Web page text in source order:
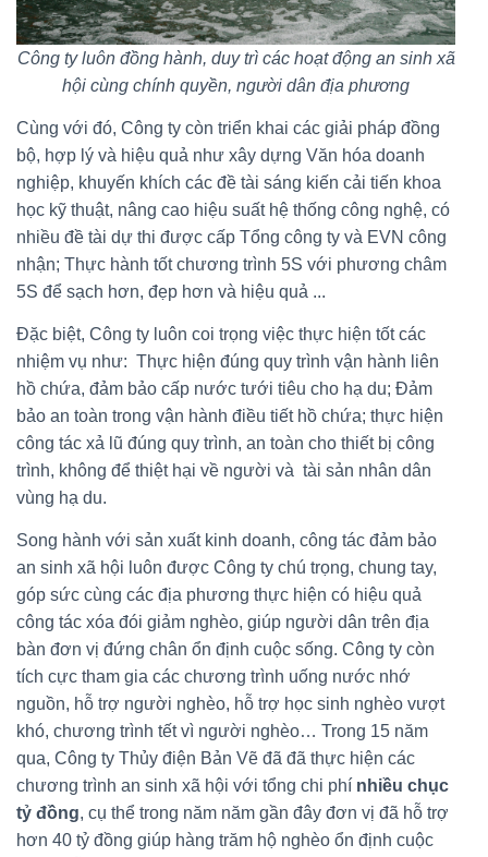
Công ty luôn đồng hành, duy trì các hoạt động an sinh xã
hội cùng chính quyền, người dân địa phương
Cùng với đó, Công ty còn triển khai các giải pháp đồng
bộ, hợp lý và hiệu quả như xây dựng Văn hóa doanh
nghiệp, khuyến khích các đề tài sáng kiến cải tiến khoa
học kỹ thuật, nâng cao hiệu suất hệ thống công nghệ, có
nhiều đề tài dự thi được cấp Tổng công ty và EVN công
nhận; Thực hành tốt chương trình 5S với phương châm
5S để sạch hơn, đẹp hơn và hiệu quả ...
Đặc biệt, Công ty luôn coi trọng việc thực hiện tốt các
nhiệm vụ như: Thực hiện đúng quy trình vận hành liên
hồ chứa, đảm bảo cấp nước tưới tiêu cho hạ du; Đảm
bảo an toàn trong vận hành điều tiết hồ chứa; thực hiện
công tác xả lũ đúng quy trình, an toàn cho thiết bị công
trình, không để thiệt hại về người và tài sản nhân dân
vùng hạ du.
Song hành với sản xuất kinh doanh, công tác đảm bảo
an sinh xã hội luôn được Công ty chú trọng, chung tay,
góp sức cùng các địa phương thực hiện có hiệu quả
công tác xóa đói giảm nghèo, giúp người dân trên địa
bàn đơn vị đứng chân ổn định cuộc sống. Công ty còn
tích cực tham gia các chương trình uống nước nhớ
nguồn, hỗ trợ người nghèo, hỗ trợ học sinh nghèo vượt
khó, chương trình tết vì người nghèo… Trong 15 năm
qua, Công ty Thủy điện Bản Vẽ đã đã thực hiện các
chương trình an sinh xã hội với tổng chi phí nhiều chục
tỷ đồng, cụ thể trong năm năm gần đây đơn vị đã hỗ trợ
hơn 40 tỷ đồng giúp hàng trăm hộ nghèo ổn định cuộc